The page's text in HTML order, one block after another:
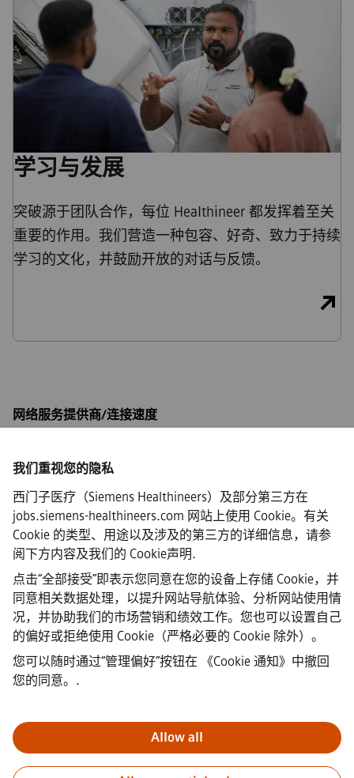
我们重视您的隐私
西门子医疗（Siemens Healthineers）及部分第三方在
jobs.siemens-healthineers.com 网站上使用 Cookie。有关
Cookie 的类型、用途以及涉及的第三方的详细信息，请参
阅下方内容及我们的 Cookie声明.
点击“全部接受”即表示您同意在您的设备上存储 Cookie，并
同意相关数据处理，以提升网站导航体验、分析网站使用情
况，并协助我们的市场营销和绩效工作。您也可以设置自己
的偏好或拒绝使用 Cookie（严格必要的 Cookie 除外）。
您可以随时通过“管理偏好”按钮在
《Cookie 通知》中撤回
您的同意。 .
Allow all
学习与发展
突破源于团队合作，每位 Healthineer 都发挥着至关
重要的作用。我们营造一种包容、好奇、致力于持续
学习的文化，并鼓励开放的对话与反馈。
网络服务提供商/连接速度
Siemens Healthineers AG © 2026
常见问题
·
企业信息
·
隐私声明
·
Cookie声明链接
·
·